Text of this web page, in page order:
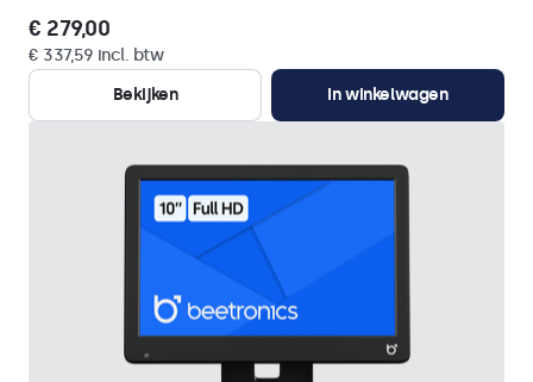
€ 279,00
€ 337,59 incl. btw
Bekijken
In winkelwagen